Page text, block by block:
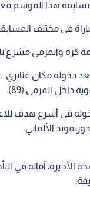
هذا الموسم
والمرمى مشرع
مكان غنابري،
داخل المرمى (89).
الألماني.
آماله في